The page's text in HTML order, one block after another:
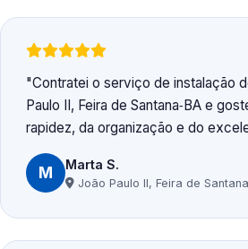
Contratei o serviço de instalação
Paulo II, Feira de Santana‑BA e
rapidez, da organização e do
M Marta S.
João Paulo II, Feira de